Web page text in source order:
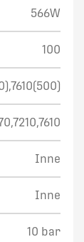
566W
100
Inne
Inne
10 bar